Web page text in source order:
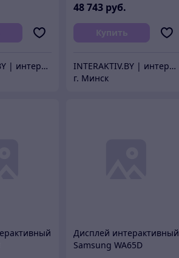
INTERAKTIV.BY | интерактивное оборудование
48 743 руб.
Купить
INTERAKTIV.BY | интерактивное оборудование
г. Минск
Дисплей интерактивный
Samsung WA65D